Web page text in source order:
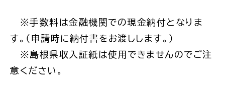
目的から探す
※手数料は金融機関での現金納付となりま
す。（申請時に納付書をお渡しします。）
※島根県収入証紙は使用できませんのでご注
意ください。